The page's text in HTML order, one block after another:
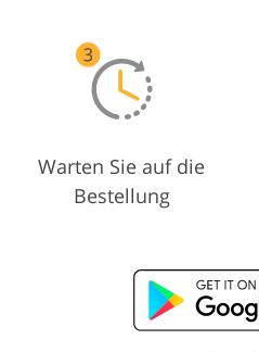
Warten Sie auf die
Bestellung